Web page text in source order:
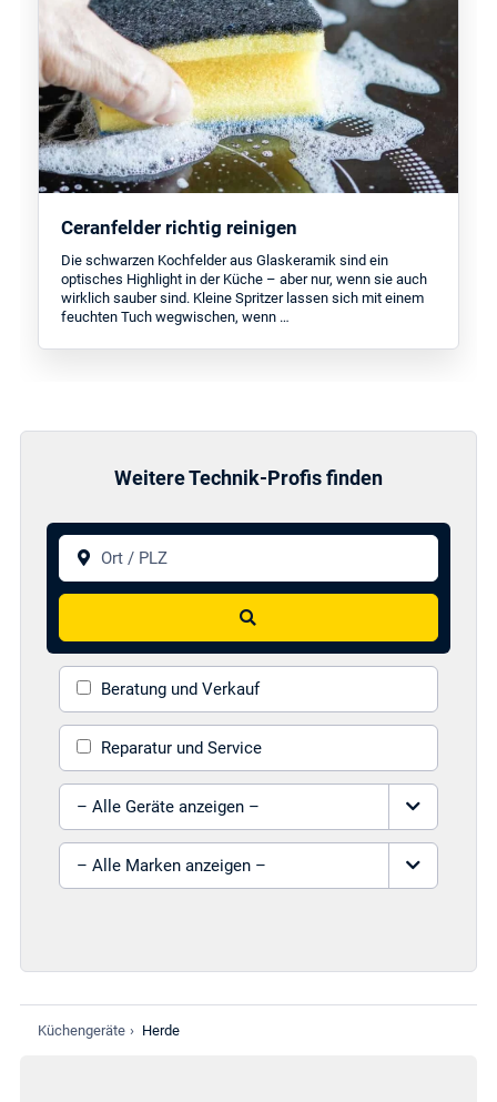
Ceranfelder richtig reinigen
Die schwarzen Kochfelder aus Glaskeramik sind ein
optisches Highlight in der Küche – aber nur, wenn sie auch
wirklich sauber sind. Kleine Spritzer lassen sich mit einem
feuchten Tuch wegwischen, wenn …
Weitere Technik-Profis finden
Ort / PLZ
Suchen
Beratung und Verkauf
Reparatur und Service
Gerät auswählen
Marke auswählen
Küchengeräte › Herde